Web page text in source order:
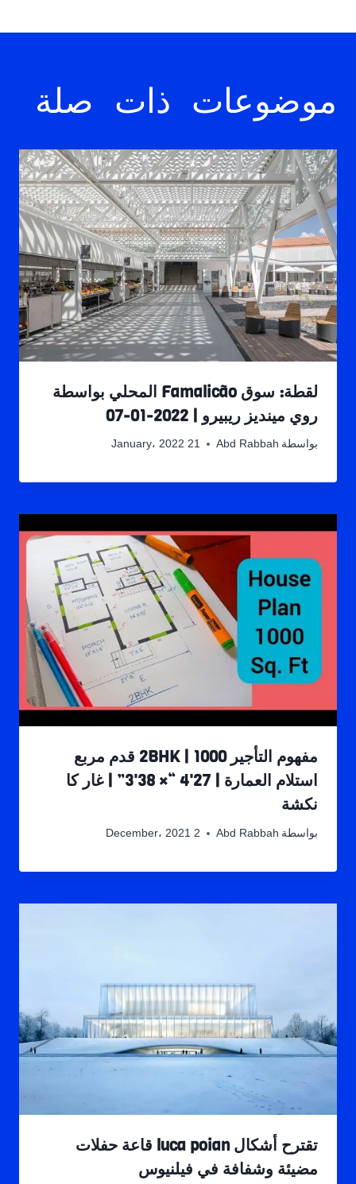
موضوعات ذات صلة
لقطة: سوق Famalicão المحلي بواسطة
روي مينديز ريبيرو | 2022-01-07
بواسطة Abd Rabbah 21 January، 2022
مفهوم التأجير 2BHK | 1000 قدم مربع
استلام العمارة | 27'4 “× 38'3” | غار كا
نكشة
بواسطة Abd Rabbah 2 December، 2021
تقترح أشكال luca poian قاعة حفلات
مضيئة وشفافة في فيلنيوس